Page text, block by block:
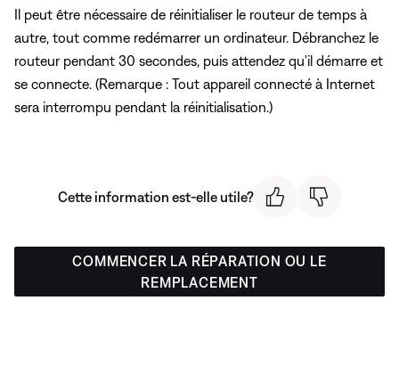
Il peut être nécessaire de réinitialiser le routeur de temps à
autre, tout comme redémarrer un ordinateur. Débranchez le
routeur pendant 30 secondes, puis attendez qu'il démarre et
se connecte. (Remarque : Tout appareil connecté à Internet
sera interrompu pendant la réinitialisation.)
Cette information est-elle utile?
COMMENCER LA RÉPARATION OU LE
REMPLACEMENT